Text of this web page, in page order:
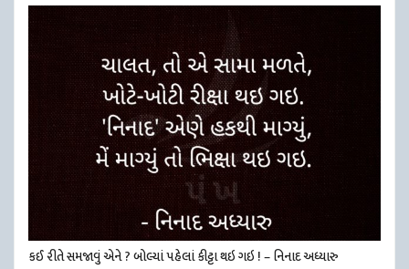
કઈ રીતે સમજાવું એને ? બોલ્યાં પહેલાં કીટ્ટા થઇ ગઇ ! – નિનાદ અધ્યારુ